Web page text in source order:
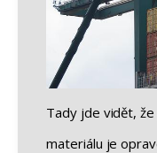
Tady jde vidět,
materiálu je